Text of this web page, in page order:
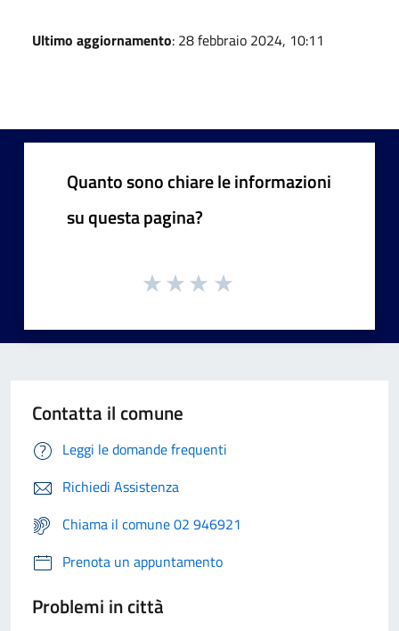
Ultimo aggiornamento: 28 febbraio 2024, 10:11
Quanto sono chiare le informazioni
su questa pagina?
Contatta il comune
Leggi le domande frequenti
Richiedi Assistenza
Chiama il comune 02 946921
Prenota un appuntamento
Problemi in città